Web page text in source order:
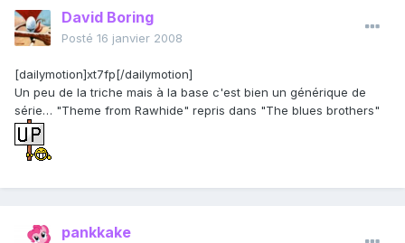
David Boring
Posté 16 janvier 2008
[dailymotion]xt7fp[/dailymotion]
Un peu de la triche mais à la base c'est bien un générique de
série… "Theme from Rawhide" repris dans "The blues brothers"
pankkake